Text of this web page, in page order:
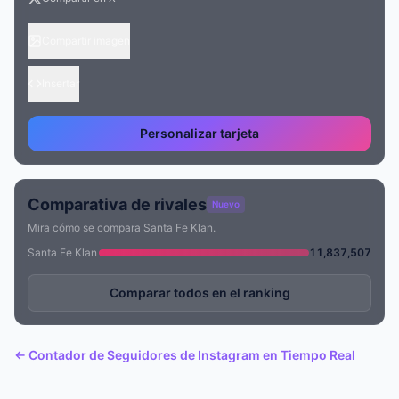
Personalizar tarjeta
Comparativa de rivales Nuevo
Mira cómo se compara Santa Fe Klan.
Santa Fe Klan
11,837,507
Comparar todos en el ranking
← Contador de Seguidores de Instagram en Tiempo Real